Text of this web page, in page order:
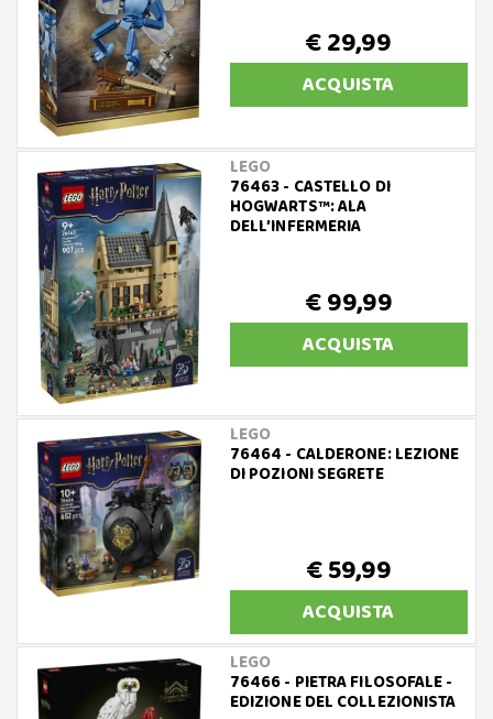
€ 29,99
ACQUISTA
LEGO
76463 - CASTELLO DI
HOGWARTS™: ALA
DELL’INFERMERIA
€ 99,99
ACQUISTA
LEGO
76464 - CALDERONE: LEZIONE
DI POZIONI SEGRETE
€ 59,99
ACQUISTA
LEGO
76466 - PIETRA FILOSOFALE -
EDIZIONE DEL COLLEZIONISTA